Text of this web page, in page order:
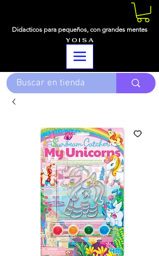
Didacticos para pequeños, con grandes mentes
Y O I S A